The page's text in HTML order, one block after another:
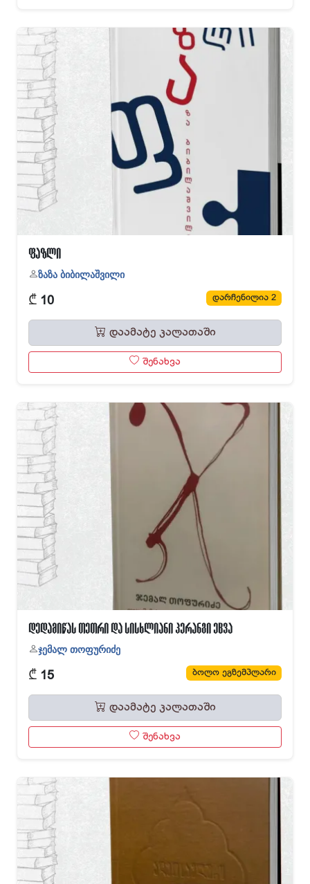
ფაზლი
ზაზა ბიბილაშვილი
₾ 10 დარჩენილია 2
დაამატე კალათაში
შენახვა
დედამიწას თეთრი და სისხლიანი პერანგი ეცვა
ჯემალ თოფურიძე
₾ 15 ბოლო ეგზემპლარი
დაამატე კალათაში
შენახვა